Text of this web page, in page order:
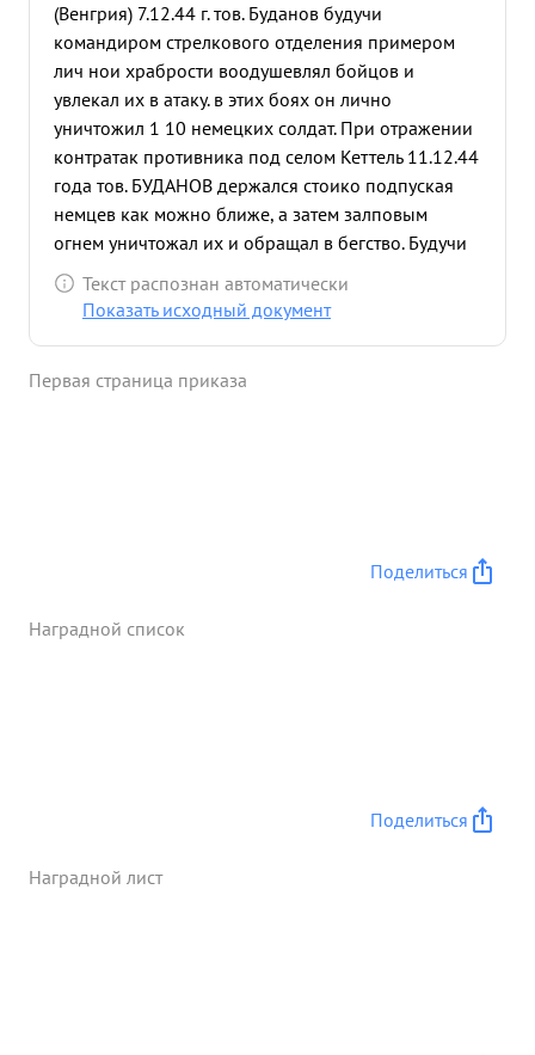
(Венгрия) 7.12.44 г. тов. Буданов будучи
командиром стрелкового отделения примером
лич нои храбрости воодушевлял бойцов и
увлекал их в атаку. в этих боях он лично
уничтожил 1 10 немецких солдат. При отражении
контратак противника под селом Кеттель 11.12.44
года тов. БУДАНОВ держался стоико подпуская
немцев как можно ближе, а затем залповым
огнем уничтожал их и обращал в бегство. Будучи
радон, Тов. БУДАНОВ все оставил поля боя, ,а
продолжал что мандовать отделением и погиб в
Текст распознан автоматически
Показать исходный документ
Первая страница приказа
Поделиться
Наградной список
Поделиться
Наградной лист